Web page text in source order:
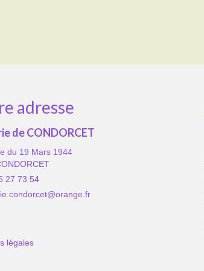
adresse
de CONDORCET
du 19 Mars 1944
27 73 54
légales